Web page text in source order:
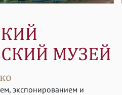
экспонированием и